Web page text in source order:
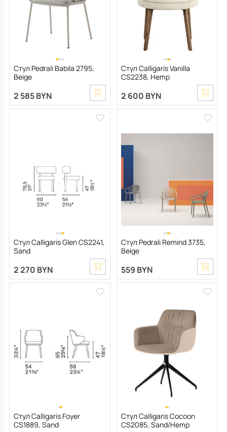
Стул Pedrali Babila 2795,
Beige
2 585 BYN
Стул Calligaris Vanilla
CS2238, Hemp
2 600 BYN
Стул Calligaris Glen CS2241,
Sand
2 270 BYN
Стул Pedrali Remind 3735,
Beige
559 BYN
Стул Calligaris Foyer
CS1889, Sand
Стул Calligaris Cocoon
CS2085, Sand/Hemp